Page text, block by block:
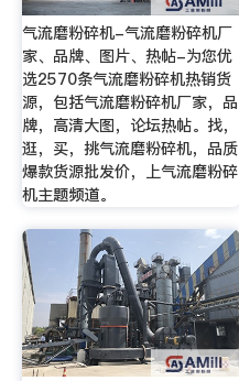
气流磨粉碎机-气流磨粉碎机厂
家、品牌、图片、热帖-为您优
选2570条气流磨粉碎机热销货
源，包括气流磨粉碎机厂家，品
牌，高清大图，论坛热帖。找，
逛，买，挑气流磨粉碎机，品质
爆款货源批发价，上气流磨粉碎
机主题频道。